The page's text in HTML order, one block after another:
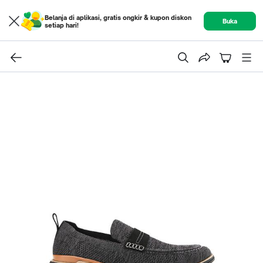
Belanja di aplikasi, gratis ongkir & kupon diskon
setiap hari!
Buka